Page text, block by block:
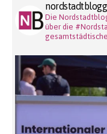
Die
über die